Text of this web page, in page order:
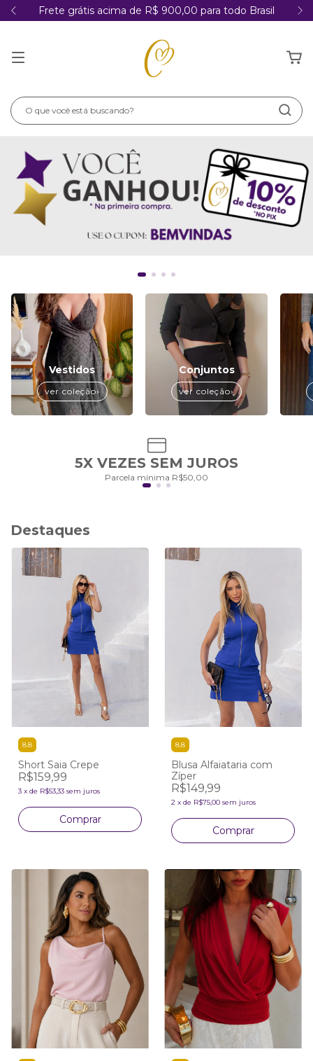
Frete grátis acima de R$ 900,00 para todo Brasil
Vestidos
ver coleção›
Conjuntos
ver coleção›
5X VEZES SEM JUROS
Parcela mínima R$50,00
Destaques
8.8
Short Saia Crepe
R$159,99
3 x de R$53,33 sem juros
Comprar
8.8
Blusa Alfaiataria com
Zíper
R$149,99
2 x de R$75,00 sem juros
Comprar